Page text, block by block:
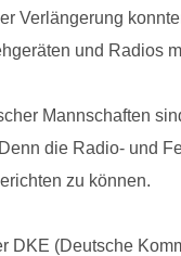
Verlängerung
und Radios
Mannschaften
die Radio- und
zu können.
DKE (Deutsche